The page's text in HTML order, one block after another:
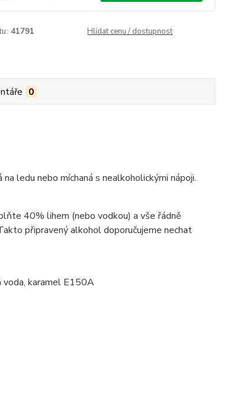
41791 Hlídat cenu / dostupnost
0
ledu nebo míchaná s nealkoholickými nápoji.
40% lihem (nebo vodkou) a vše řádně
připravený alkohol doporučujeme nechat
voda, karamel E150A